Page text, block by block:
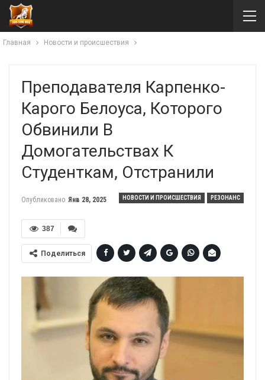
Главная Новости и происшествия
Преподавателя Карпенко-
Карого Белоуса, Которого
Обвинили В
Домогательствах К
Студенткам, Отстранили
НОВОСТИ И ПРОИСШЕСТВИЯ РЕЗОНАНС
Опубликовано Янв 28, 2025
387
Поделиться